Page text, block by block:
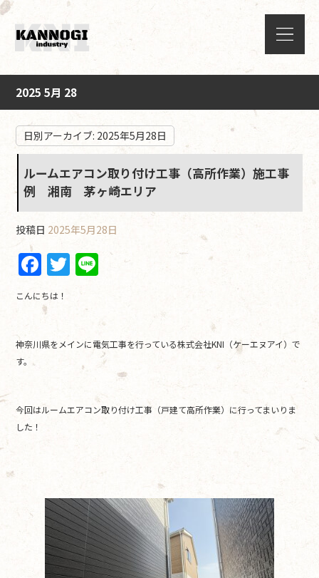
2025 5月 28
日別アーカイブ: 2025年5月28日
ルームエアコン取り付け工事（高所作業）施工事
例 湘南 茅ヶ崎エリア
投稿日 2025年5月28日
F
a
c
e
b
o
k
T
w
itt
er
Li
こんにちは！
神奈川県をメインに電気工事を行っている株式会社KNI（ケーエヌアイ）で
す。
今回はルームエアコン取り付け工事（戸建て高所作業）に行ってまいりま
した！